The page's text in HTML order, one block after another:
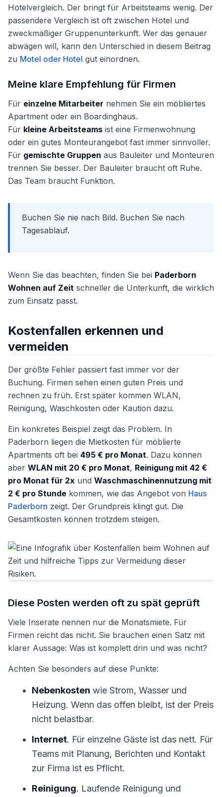
Hotelvergleich. Der bringt für Arbeitsteams wenig. Der
passendere Vergleich ist oft zwischen Hotel und
zweckmäßiger Gruppenunterkunft. Wer das genauer
abwägen will, kann den Unterschied in diesem Beitrag
zu Motel oder Hotel gut einordnen.
Meine klare Empfehlung für Firmen
Für einzelne Mitarbeiter nehmen Sie ein möbliertes
Apartment oder ein Boardinghaus.
Für kleine Arbeitsteams ist eine Firmenwohnung
oder ein gutes Monteurangebot fast immer sinnvoller.
Für gemischte Gruppen aus Bauleiter und Monteuren
trennen Sie besser. Der Bauleiter braucht oft Ruhe.
Das Team braucht Funktion.
Buchen Sie nie nach Bild. Buchen Sie nach
Tagesablauf.
Wenn Sie das beachten, finden Sie bei Paderborn
Wohnen auf Zeit schneller die Unterkunft, die wirklich
zum Einsatz passt.
Kostenfallen erkennen und
vermeiden
Der größte Fehler passiert fast immer vor der
Buchung. Firmen sehen einen guten Preis und
rechnen zu früh. Erst später kommen WLAN,
Reinigung, Waschkosten oder Kaution dazu.
Ein konkretes Beispiel zeigt das Problem. In
Paderborn liegen die Mietkosten für möblierte
Apartments oft bei 495 € pro Monat. Dazu können
aber WLAN mit 20 € pro Monat, Reinigung mit 42 €
pro Monat für 2x und Waschmaschinennutzung mit
2 € pro Stunde kommen, wie das Angebot von Haus
Paderborn zeigt. Der Grundpreis klingt gut. Die
Gesamtkosten können trotzdem steigen.
Diese Posten werden oft zu spät geprüft
Viele Inserate nennen nur die Monatsmiete. Für
Firmen reicht das nicht. Sie brauchen einen Satz mit
klarer Aussage: Was ist komplett drin und was nicht?
Achten Sie besonders auf diese Punkte:
Nebenkosten wie Strom, Wasser und
Heizung. Wenn das offen bleibt, ist der Preis
nicht belastbar.
Internet. Für einzelne Gäste ist das nett. Für
Teams mit Planung, Berichten und Kontakt
zur Firma ist es Pflicht.
Reinigung. Laufende Reinigung und